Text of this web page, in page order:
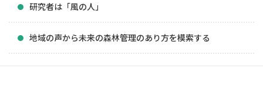
研究者は「風の人」
地域の声から未来の森林管理のあり方を模索する